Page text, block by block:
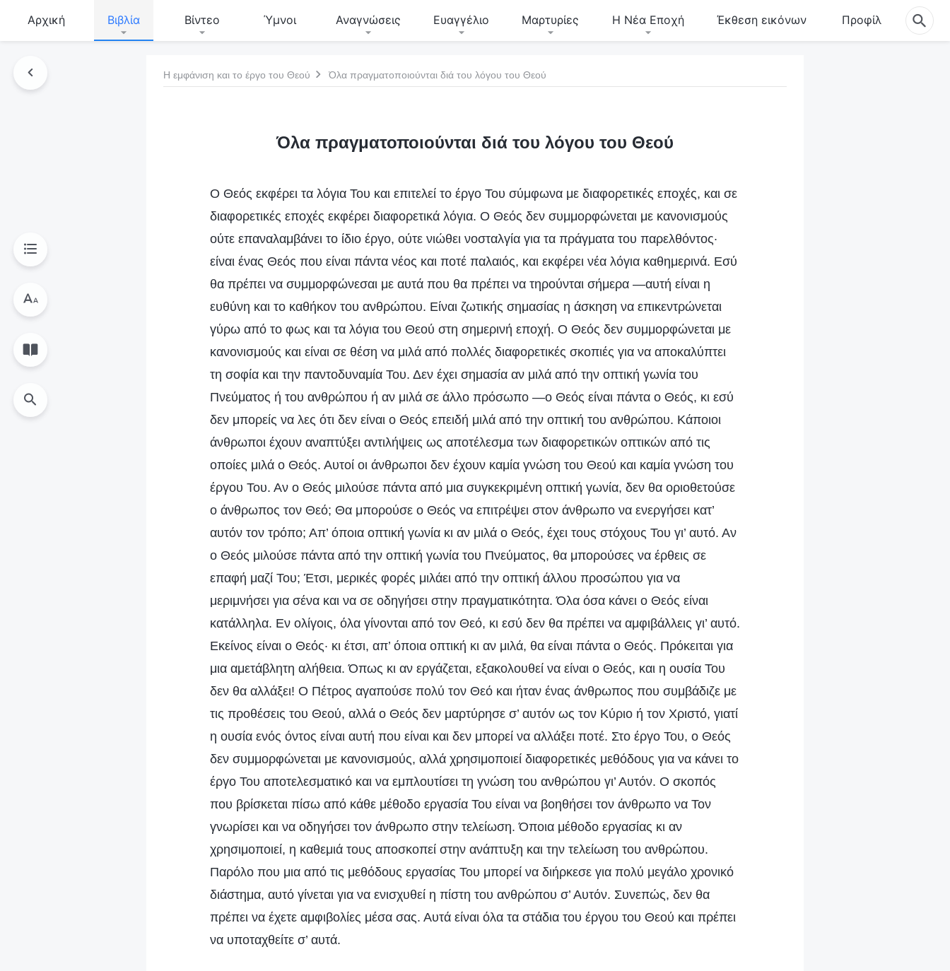
Αρχική Βιβλία Βίντεο Ύμνοι Αναγνώσεις Ευαγγέλιο Μαρτυρίες Η Νέα Εποχή Έκθεση εικόνων Προφίλ
Η εμφάνιση και το έργο του Θεού Όλα πραγματοποιούνται διά του λόγου του Θεού
Όλα πραγματοποιούνται διά του λόγου του Θεού
Ο Θεός εκφέρει τα λόγια Του και επιτελεί το έργο Του σύμφωνα με διαφορετικές εποχές, και σε
διαφορετικές εποχές εκφέρει διαφορετικά λόγια. Ο Θεός δεν συμμορφώνεται με κανονισμούς
ούτε επαναλαμβάνει το ίδιο έργο, ούτε νιώθει νοσταλγία για τα πράγματα του παρελθόντος·
είναι ένας Θεός που είναι πάντα νέος και ποτέ παλαιός, και εκφέρει νέα λόγια καθημερινά. Εσύ
θα πρέπει να συμμορφώνεσαι με αυτά που θα πρέπει να τηρούνται σήμερα —αυτή είναι η
ευθύνη και το καθήκον του ανθρώπου. Είναι ζωτικής σημασίας η άσκηση να επικεντρώνεται
γύρω από το φως και τα λόγια του Θεού στη σημερινή εποχή. Ο Θεός δεν συμμορφώνεται με
κανονισμούς και είναι σε θέση να μιλά από πολλές διαφορετικές σκοπιές για να αποκαλύπτει
τη σοφία και την παντοδυναμία Του. Δεν έχει σημασία αν μιλά από την οπτική γωνία του
Πνεύματος ή του ανθρώπου ή αν μιλά σε άλλο πρόσωπο —ο Θεός είναι πάντα ο Θεός, κι εσύ
δεν μπορείς να λες ότι δεν είναι ο Θεός επειδή μιλά από την οπτική του ανθρώπου. Κάποιοι
άνθρωποι έχουν αναπτύξει αντιλήψεις ως αποτέλεσμα των διαφορετικών οπτικών από τις
οποίες μιλά ο Θεός. Αυτοί οι άνθρωποι δεν έχουν καμία γνώση του Θεού και καμία γνώση του
έργου Του. Αν ο Θεός μιλούσε πάντα από μια συγκεκριμένη οπτική γωνία, δεν θα οριοθετούσε
ο άνθρωπος τον Θεό; Θα μπορούσε ο Θεός να επιτρέψει στον άνθρωπο να ενεργήσει κατ’
αυτόν τον τρόπο; Απ’ όποια οπτική γωνία κι αν μιλά ο Θεός, έχει τους στόχους Του γι’ αυτό. Αν
ο Θεός μιλούσε πάντα από την οπτική γωνία του Πνεύματος, θα μπορούσες να έρθεις σε
επαφή μαζί Του; Έτσι, μερικές φορές μιλάει από την οπτική άλλου προσώπου για να
μεριμνήσει για σένα και να σε οδηγήσει στην πραγματικότητα. Όλα όσα κάνει ο Θεός είναι
κατάλληλα. Εν ολίγοις, όλα γίνονται από τον Θεό, κι εσύ δεν θα πρέπει να αμφιβάλλεις γι’ αυτό.
Εκείνος είναι ο Θεός· κι έτσι, απ’ όποια οπτική κι αν μιλά, θα είναι πάντα ο Θεός. Πρόκειται για
μια αμετάβλητη αλήθεια. Όπως κι αν εργάζεται, εξακολουθεί να είναι ο Θεός, και η ουσία Του
δεν θα αλλάξει! Ο Πέτρος αγαπούσε πολύ τον Θεό και ήταν ένας άνθρωπος που συμβάδιζε με
τις προθέσεις του Θεού, αλλά ο Θεός δεν μαρτύρησε σ’ αυτόν ως τον Κύριο ή τον Χριστό, γιατί
η ουσία ενός όντος είναι αυτή που είναι και δεν μπορεί να αλλάξει ποτέ. Στο έργο Του, ο Θεός
δεν συμμορφώνεται με κανονισμούς, αλλά χρησιμοποιεί διαφορετικές μεθόδους για να κάνει το
έργο Του αποτελεσματικό και να εμπλουτίσει τη γνώση του ανθρώπου γι’ Αυτόν. Ο σκοπός
που βρίσκεται πίσω από κάθε μέθοδο εργασία Του είναι να βοηθήσει τον άνθρωπο να Τον
γνωρίσει και να οδηγήσει τον άνθρωπο στην τελείωση. Όποια μέθοδο εργασίας κι αν
χρησιμοποιεί, η καθεμιά τους αποσκοπεί στην ανάπτυξη και την τελείωση του ανθρώπου.
Παρόλο που μια από τις μεθόδους εργασίας Του μπορεί να διήρκεσε για πολύ μεγάλο χρονικό
διάστημα, αυτό γίνεται για να ενισχυθεί η πίστη του ανθρώπου σ’ Αυτόν. Συνεπώς, δεν θα
πρέπει να έχετε αμφιβολίες μέσα σας. Αυτά είναι όλα τα στάδια του έργου του Θεού και πρέπει
να υποταχθείτε σ’ αυτά.